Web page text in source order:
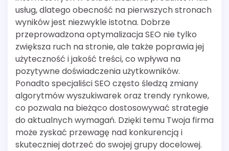
usług, dlatego obecność na pierwszych stronach
wyników jest niezwykle istotna. Dobrze
przeprowadzona optymalizacja SEO nie tylko
zwiększa ruch na stronie, ale także poprawia jej
użyteczność i jakość treści, co wpływa na
pozytywne doświadczenia użytkowników.
Ponadto specjaliści SEO często śledzą zmiany
algorytmów wyszukiwarek oraz trendy rynkowe,
co pozwala na bieżąco dostosowywać strategie
do aktualnych wymagań. Dzięki temu Twoja firma
może zyskać przewagę nad konkurencją i
skuteczniej dotrzeć do swojej grupy docelowej.